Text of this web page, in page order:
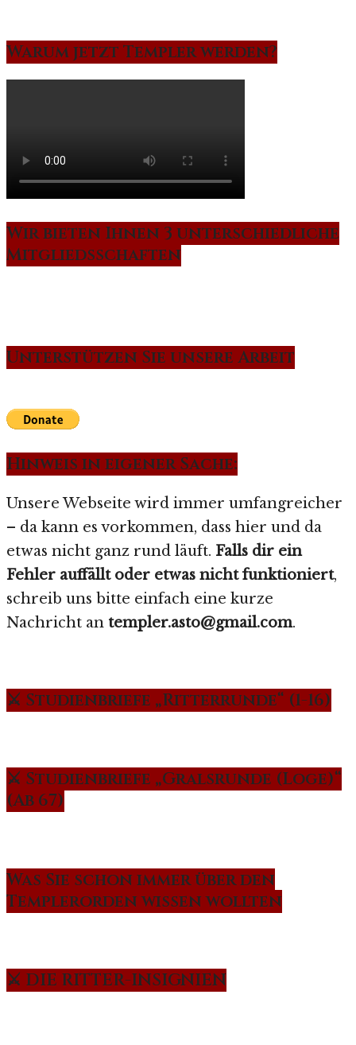
Warum jetzt Templer werden?
Wir bieten Ihnen 3 unterschiedliche
Mitgliedsschaften
Unterstützen Sie unsere Arbeit
Hinweis in eigener Sache:
Unsere Webseite wird immer umfangreicher
– da kann es vorkommen, dass hier und da
etwas nicht ganz rund läuft. Falls dir ein
Fehler auffällt oder etwas nicht funktioniert,
schreib uns bitte einfach eine kurze
Nachricht an templer.asto@gmail.com.
⚔️ Studienbriefe „Ritterrunde“ (1-16)
⚔️ Studienbriefe „Gralsrunde (Loge)“
(Ab 67)
Was Sie schon immer über den
Templerorden wissen wollten
⚔️ DIE RITTER-INSIGNIEN